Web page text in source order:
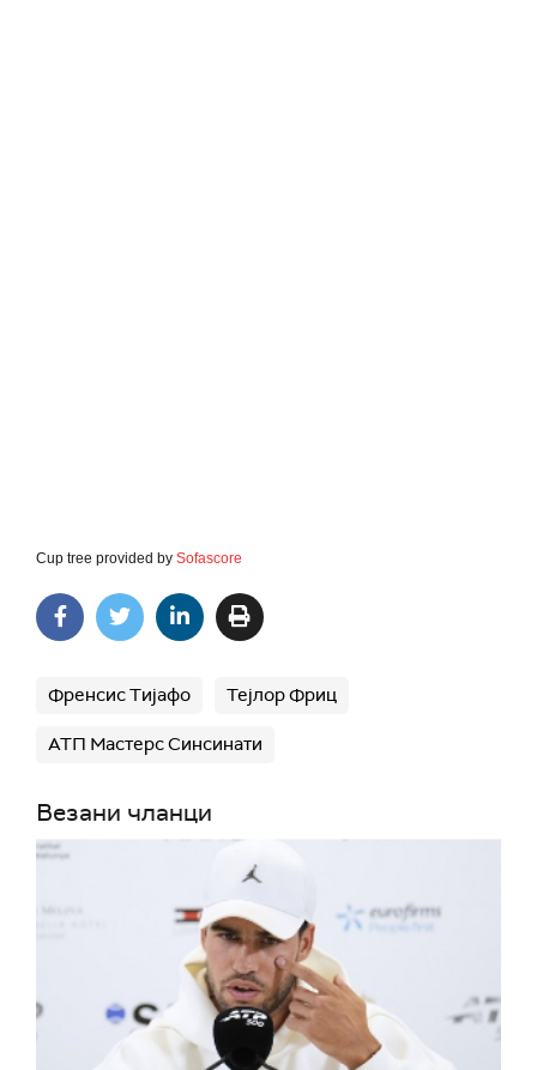
Cup tree provided by Sofascore
Френсис Тијафо Тејлор Фриц
АТП Мастерс Синсинати
Везани чланци